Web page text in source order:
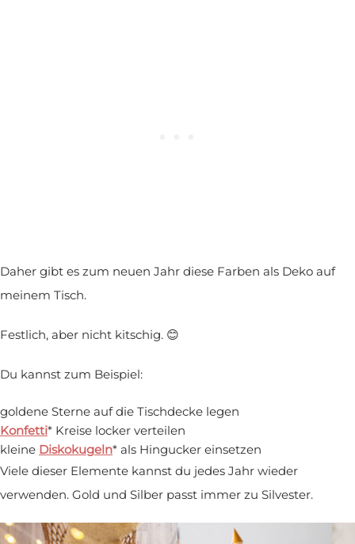
Daher gibt es zum neuen Jahr diese Farben als Deko auf
meinem Tisch.
Festlich, aber nicht kitschig. 😊
Du kannst zum Beispiel:
goldene Sterne auf die Tischdecke legen
Konfetti* Kreise locker verteilen
kleine Diskokugeln* als Hingucker einsetzen
Viele dieser Elemente kannst du jedes Jahr wieder
verwenden. Gold und Silber passt immer zu Silvester.